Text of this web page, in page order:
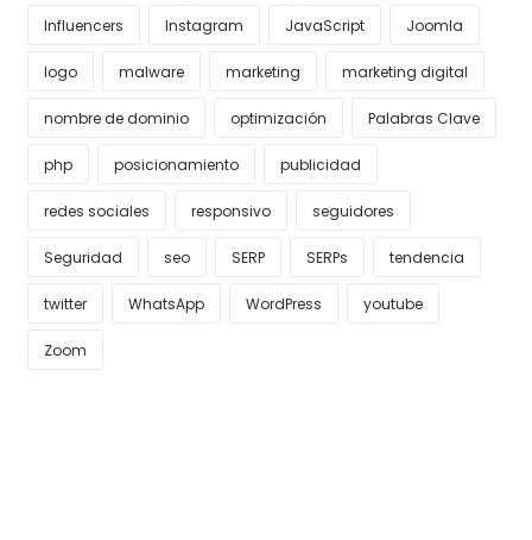
Influencers Instagram JavaScript Joomla
logo malware marketing marketing digital
nombre de dominio optimización Palabras Clave
php posicionamiento publicidad
redes sociales responsivo seguidores
Seguridad seo SERP SERPs tendencia
twitter WhatsApp WordPress youtube
Zoom